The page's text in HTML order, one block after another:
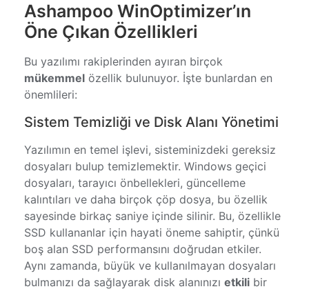
Ashampoo WinOptimizer’ın
Öne Çıkan Özellikleri
Bu yazılımı rakiplerinden ayıran birçok
mükemmel özellik bulunuyor. İşte bunlardan en
önemlileri:
Sistem Temizliği ve Disk Alanı Yönetimi
Yazılımın en temel işlevi, sisteminizdeki gereksiz
dosyaları bulup temizlemektir. Windows geçici
dosyaları, tarayıcı önbellekleri, güncelleme
kalıntıları ve daha birçok çöp dosya, bu özellik
sayesinde birkaç saniye içinde silinir. Bu, özellikle
SSD kullananlar için hayati öneme sahiptir, çünkü
boş alan SSD performansını doğrudan etkiler.
Aynı zamanda, büyük ve kullanılmayan dosyaları
bulmanızı da sağlayarak disk alanınızı etkili bir